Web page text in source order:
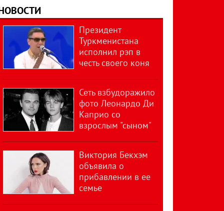
Президент
Туркменистана
исполнил рэп в
честь своего коня
Сеть взбудоражило
фото Леонардо Ди
Каприо со
взрослым "сыном"
Виктория Бекхэм
объявила о
прибавлении в ее
семье